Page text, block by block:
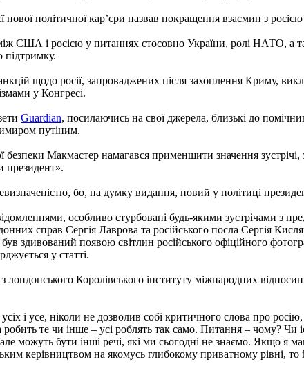
політичної кар’єри назвав покращення взаємин з
США і росією у питаннях стосовно України, ролі НАТО,
підтримку.
щодо росії, запроваджених після захоплення Криму,
у Конгресі.
Guardian, посилаючись на свої джерела, близькі до
путіним.
Макмастер намагався применшити значення
президент».
бо, на думку видання, новий у політиці
особливо стурбовані будь-якими зустрічами з
справ Сергія Лаврова та російського посла Сергія
був здивований появою світлин російського офіційного
у статті.
лондонського Королівського інституту міжнародних
і усе, ніколи не дозволив собі критичного слова про
те чи інше – усі роблять так само. Питання – чому?
можуть бути інші речі, які ми сьогодні не знаємо. Якщо
керівництвом на якомусь глибокому приватному рівні,